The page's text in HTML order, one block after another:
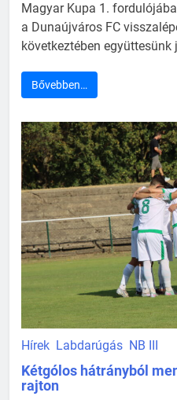
Magyar Kupa 1.
a Dunaújváros FC
következtében együttesünk
Bővebben…
Hírek Labdarúgás NB III
Kétgólos hátrányból
rajton